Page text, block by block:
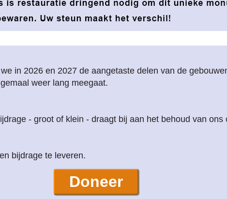
in 2026 en 2027 de aangetaste delen van de
weer lang meegaat.
- groot of klein - draagt bij aan het behoud van ons
bijdrage te leveren.
Doneer